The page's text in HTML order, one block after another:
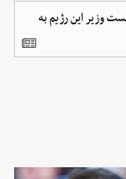
وزیر این رژیم به